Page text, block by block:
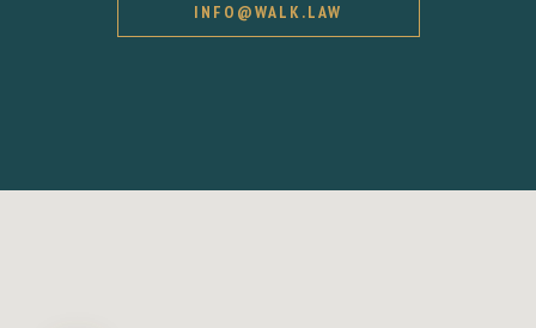
INFO@WALK.LAW